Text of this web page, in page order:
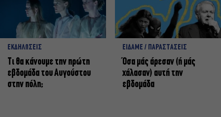
ΕΚΔΗΛΩΣΕΙΣ
Τι θα κάνουμε την πρώτη
εβδομάδα του Αυγούστου
στην πόλη;
ΕΙΔΑΜΕ / ΠΑΡΑΣΤΑΣΕΙΣ
Όσα μάς άρεσαν (ή μάς
χάλασαν) αυτή την
εβδομάδα